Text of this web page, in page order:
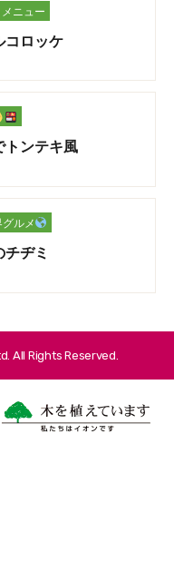
ニュー
コロッケ
トンテキ風
ルメ
チヂミ
All Rights Reserved.